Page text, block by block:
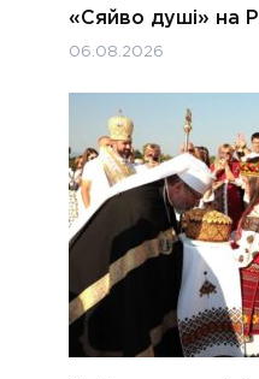
«Сяйво душі» на
06.08.2026